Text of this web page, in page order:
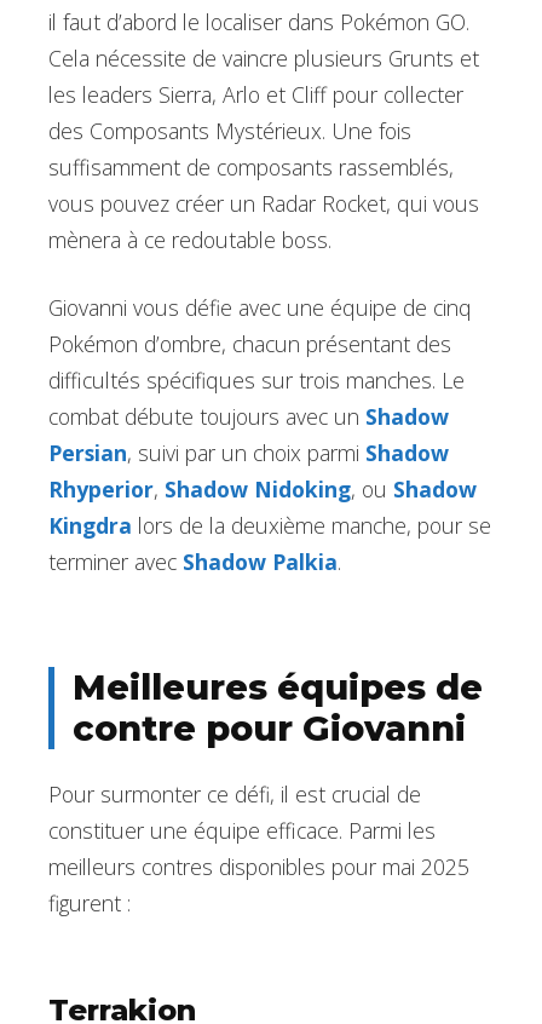
il faut d’abord le localiser dans Pokémon GO.
Cela nécessite de vaincre plusieurs Grunts et
les leaders Sierra, Arlo et Cliff pour collecter
des Composants Mystérieux. Une fois
suffisamment de composants rassemblés,
vous pouvez créer un Radar Rocket, qui vous
mènera à ce redoutable boss.
Giovanni vous défie avec une équipe de cinq
Pokémon d’ombre, chacun présentant des
difficultés spécifiques sur trois manches. Le
combat débute toujours avec un Shadow
Persian, suivi par un choix parmi Shadow
Rhyperior, Shadow Nidoking, ou Shadow
Kingdra lors de la deuxième manche, pour se
terminer avec Shadow Palkia.
Meilleures équipes de
contre pour Giovanni
Pour surmonter ce défi, il est crucial de
constituer une équipe efficace. Parmi les
meilleurs contres disponibles pour mai 2025
figurent :
Terrakion